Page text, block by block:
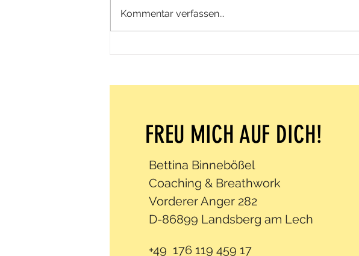
Kommentar verfassen...
FREU MICH AUF DICH!
Bettina Binnebößel
Coaching & Breathwork
Vorderer Anger 282
D-86899 Landsberg am Lech
+49 176 119 459 17